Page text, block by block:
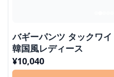
バギーパンツ タックワ
韓国風レディース
¥10,040